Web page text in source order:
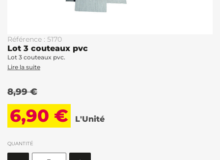
Référence : 5170
Lot 3 couteaux pvc
Lot 3 couteaux pvc.
Lire la suite
8,99 €
6,90 € L'Unité
QUANTITÉ